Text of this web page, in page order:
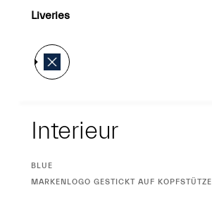
Liveries
Interieur
Interieur
CURRENT
BLUE
CURRENT
MARKENLOGO GESTICKT AUF KOPFSTÜTZE